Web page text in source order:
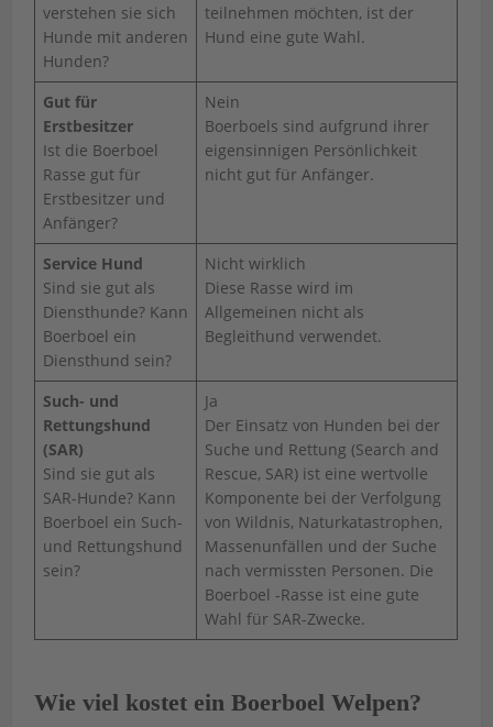
verstehen sie sich
Hunde mit anderen
Hunden?
teilnehmen möchten, ist der
Hund eine gute Wahl.
Gut für
Erstbesitzer
Ist die Boerboel
Rasse gut für
Erstbesitzer und
Anfänger?
Nein
Boerboels sind aufgrund ihrer
eigensinnigen Persönlichkeit
nicht gut für Anfänger.
Service Hund
Sind sie gut als
Diensthunde? Kann
Boerboel ein
Diensthund sein?
Nicht wirklich
Diese Rasse wird im
Allgemeinen nicht als
Begleithund verwendet.
Such- und
Rettungshund
(SAR)
Sind sie gut als
SAR-Hunde? Kann
Boerboel ein Such-
und Rettungshund
sein?
Ja
Der Einsatz von Hunden bei der
Suche und Rettung (Search and
Rescue, SAR) ist eine wertvolle
Komponente bei der Verfolgung
von Wildnis, Naturkatastrophen,
Massenunfällen und der Suche
nach vermissten Personen. Die
Boerboel -Rasse ist eine gute
Wahl für SAR-Zwecke.
Wie viel kostet ein Boerboel Welpen?